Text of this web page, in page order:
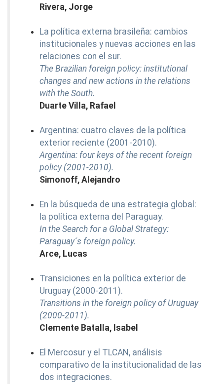
Rivera, Jorge
La política externa brasileña: cambios
institucionales y nuevas acciones en las
relaciones con el sur.
The Brazilian foreign policy: institutional
changes and new actions in the relations
with the South.
Duarte Villa, Rafael
Argentina: cuatro claves de la política
exterior reciente (2001-2010).
Argentina: four keys of the recent foreign
policy (2001-2010).
Simonoff, Alejandro
En la búsqueda de una estrategia global:
la política externa del Paraguay.
In the Search for a Global Strategy:
Paraguay´s foreign policy.
Arce, Lucas
Transiciones en la política exterior de
Uruguay (2000-2011).
Transitions in the foreign policy of Uruguay
(2000-2011).
Clemente Batalla, Isabel
El Mercosur y el TLCAN, análisis
comparativo de la institucionalidad de las
dos integraciones.